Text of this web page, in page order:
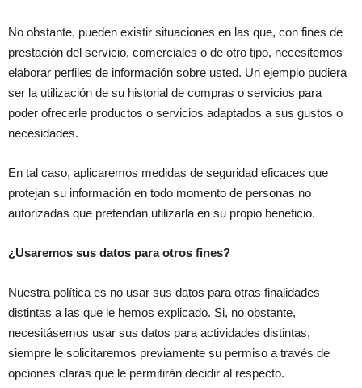
No obstante, pueden existir situaciones en las que, con fines de
prestación del servicio, comerciales o de otro tipo, necesitemos
elaborar perfiles de información sobre usted. Un ejemplo pudiera
ser la utilización de su historial de compras o servicios para
poder ofrecerle productos o servicios adaptados a sus gustos o
necesidades.
En tal caso, aplicaremos medidas de seguridad eficaces que
protejan su información en todo momento de personas no
autorizadas que pretendan utilizarla en su propio beneficio.
¿Usaremos sus datos para otros fines?
Nuestra política es no usar sus datos para otras finalidades
distintas a las que le hemos explicado. Si, no obstante,
necesitásemos usar sus datos para actividades distintas,
siempre le solicitaremos previamente su permiso a través de
opciones claras que le permitirán decidir al respecto.